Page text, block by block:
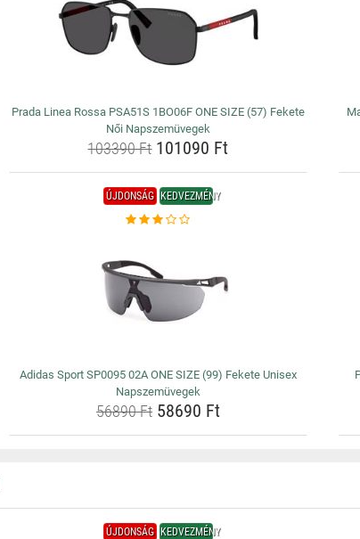
Prada Linea Rossa PSA51S 1BO06F ONE SIZE (57) Fekete
Női Napszemüvegek
103390 Ft101090 Ft
ÚJDONSÁG KEDVEZMÉNY
Adidas Sport SP0095 02A ONE SIZE (99) Fekete Unisex
Napszemüvegek
56890 Ft58690 Ft
ÚJDONSÁG KEDVEZMÉNY